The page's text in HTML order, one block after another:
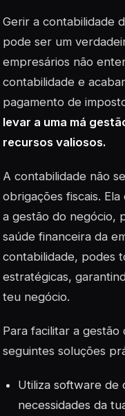
Gerir a contabilidade
pode ser um
empresários não
contabilidade e
pagamento de
levar a uma má
recursos valiosos.
A contabilidade não
obrigações fiscais.
a gestão do negócio,
saúde financeira da
contabilidade, podes
estratégicas,
teu negócio.
Para facilitar a gestão
seguintes soluções
Utiliza software de
necessidades da